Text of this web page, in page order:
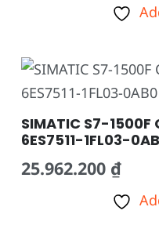
SIMATIC S7-1500F
6ES7511-1FL03-
25.962.200 ₫